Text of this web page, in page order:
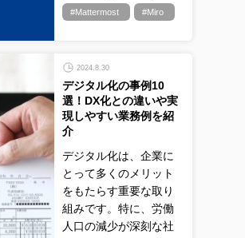
#Mattermost #Miro
2024.8.30
デジタル化の事例10
選！DX化との違いや実
現しやすい業務例を紹
介
デジタル化は、企業に
とって多くのメリット
をもたらす重要な取り
組みです。特に、労働
人口の減少が深刻な社